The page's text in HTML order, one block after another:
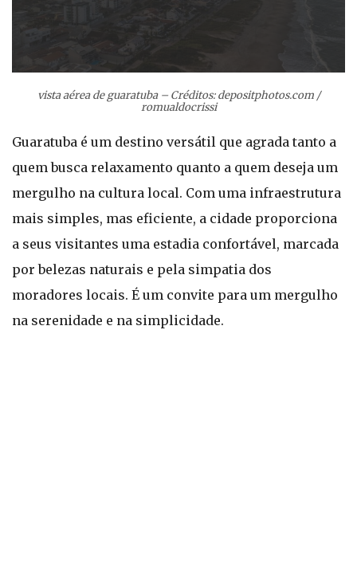
vista aérea de guaratuba – Créditos: depositphotos.com /
romualdocrissi
Guaratuba é um destino versátil que agrada tanto a
quem busca relaxamento quanto a quem deseja um
mergulho na cultura local. Com uma infraestrutura
mais simples, mas eficiente, a cidade proporciona
a seus visitantes uma estadia confortável, marcada
por belezas naturais e pela simpatia dos
moradores locais. É um convite para um mergulho
na serenidade e na simplicidade.